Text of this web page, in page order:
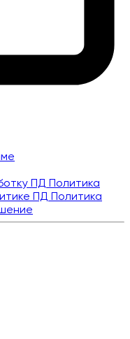
ПД Политика
ПД Политика